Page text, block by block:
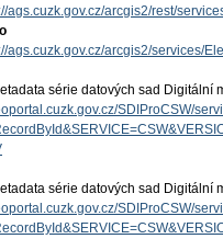
ags.cuzk.gov.cz/arcgis2/rest/
ags.cuzk.gov.cz/arcgis2/services/
série datových sad Digitální
SDIProCSW/
série datových sad Digitální
SDIProCSW/